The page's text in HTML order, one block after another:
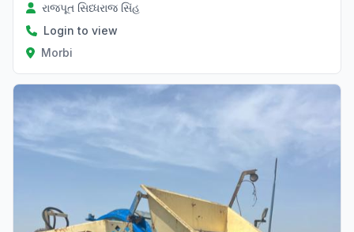
રાજપૂત સિધ્ધરાજ સિંહ
Login to view
Morbi